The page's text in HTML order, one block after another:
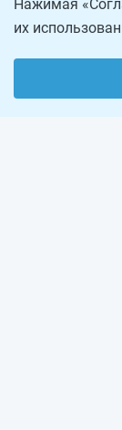
Нажимая
их